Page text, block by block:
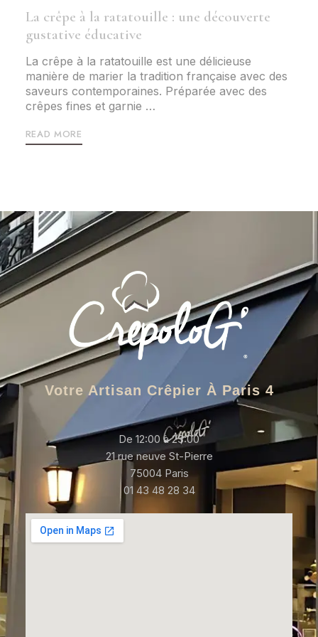
La crêpe à la ratatouille : une découverte
gustative éducative
La crêpe à la ratatouille est une délicieuse
manière de marier la tradition française avec des
saveurs contemporaines. Préparée avec des
crêpes fines et garnie …
READ MORE
Votre Artisan Crêpier À Paris 4
De 12:00 à 23:00
21 rue neuve St-Pierre
75004 Paris
01 43 48 28 34